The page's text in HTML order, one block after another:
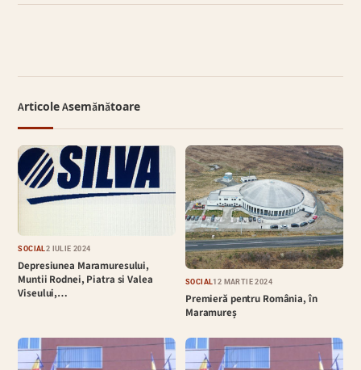
Articole Asemănătoare
SOCIAL2 IULIE 2024
Depresiunea Maramuresului,
Muntii Rodnei, Piatra si Valea
Viseului,…
SOCIAL12 MARTIE 2024
Premieră pentru România, în
Maramureș